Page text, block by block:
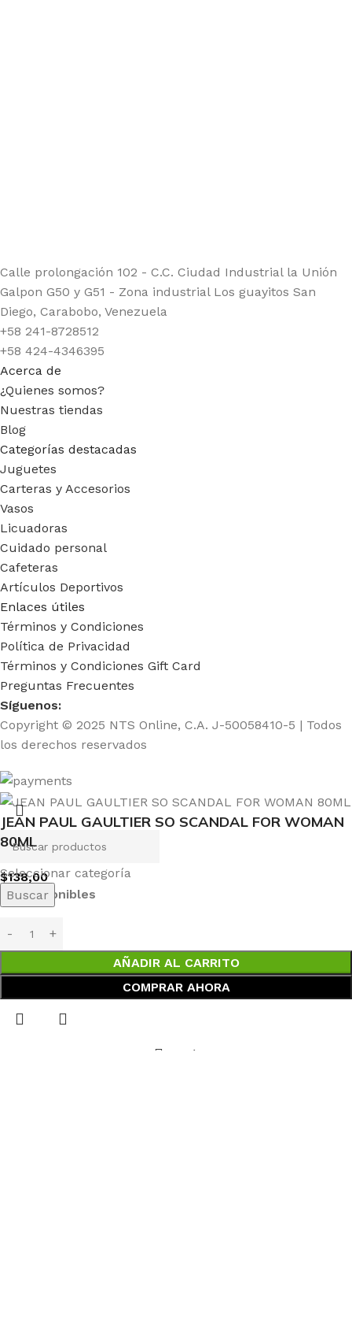
Calle prolongación 102 - C.C. Ciudad Industrial la Unión
Galpon G50 y G51 - Zona industrial Los guayitos San
Diego, Carabobo, Venezuela
+58 241-8728512
+58 424-4346395
Acerca de
¿Quienes somos?
Nuestras tiendas
Blog
Categorías destacadas
Juguetes
Carteras y Accesorios
Vasos
Licuadoras
Cuidado personal
Cafeteras
Artículos Deportivos
Enlaces útiles
Términos y Condiciones
Política de Privacidad
Términos y Condiciones Gift Card
Preguntas Frecuentes
Síguenos:
Copyright © 2025 NTS Online, C.A. J-50058410-5 | Todos
los derechos reservados
Seleccionar categoría
Buscar
JEAN PAUL GAULTIER SO SCANDAL FOR WOMAN
80ML
$138,00
4 disponibles
AÑADIR AL CARRITO
COMPRAR AHORA
Menú